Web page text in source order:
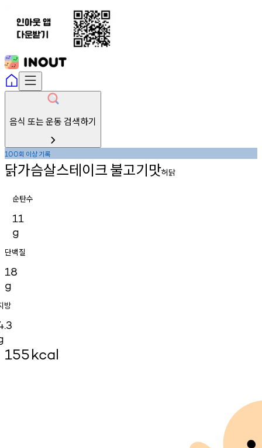
음식 또는 운동 검색하기
100회 이상기록
닭가슴살스테이크불고기맛허닭
순탄수
11
g
단백질
18
g
방
155kcal